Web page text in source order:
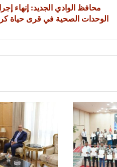
محافظ الوادي الجديد: إنهاء
الوحدات الصحية في قرى حياة